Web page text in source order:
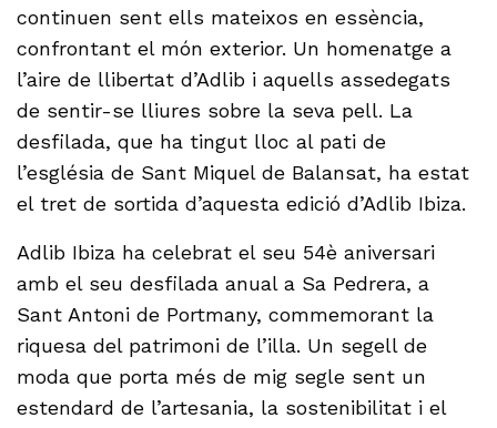
continuen sent ells mateixos en essència,
confrontant el món exterior. Un homenatge a
l’aire de llibertat d’Adlib i aquells assedegats
de sentir-se lliures sobre la seva pell. La
desfilada, que ha tingut lloc al pati de
l’església de Sant Miquel de Balansat, ha estat
el tret de sortida d’aquesta edició d’Adlib Ibiza.
Adlib Ibiza ha celebrat el seu 54è aniversari
amb el seu desfilada anual a Sa Pedrera, a
Sant Antoni de Portmany, commemorant la
riquesa del patrimoni de l’illa. Un segell de
moda que porta més de mig segle sent un
estendard de l’artesania, la sostenibilitat i el